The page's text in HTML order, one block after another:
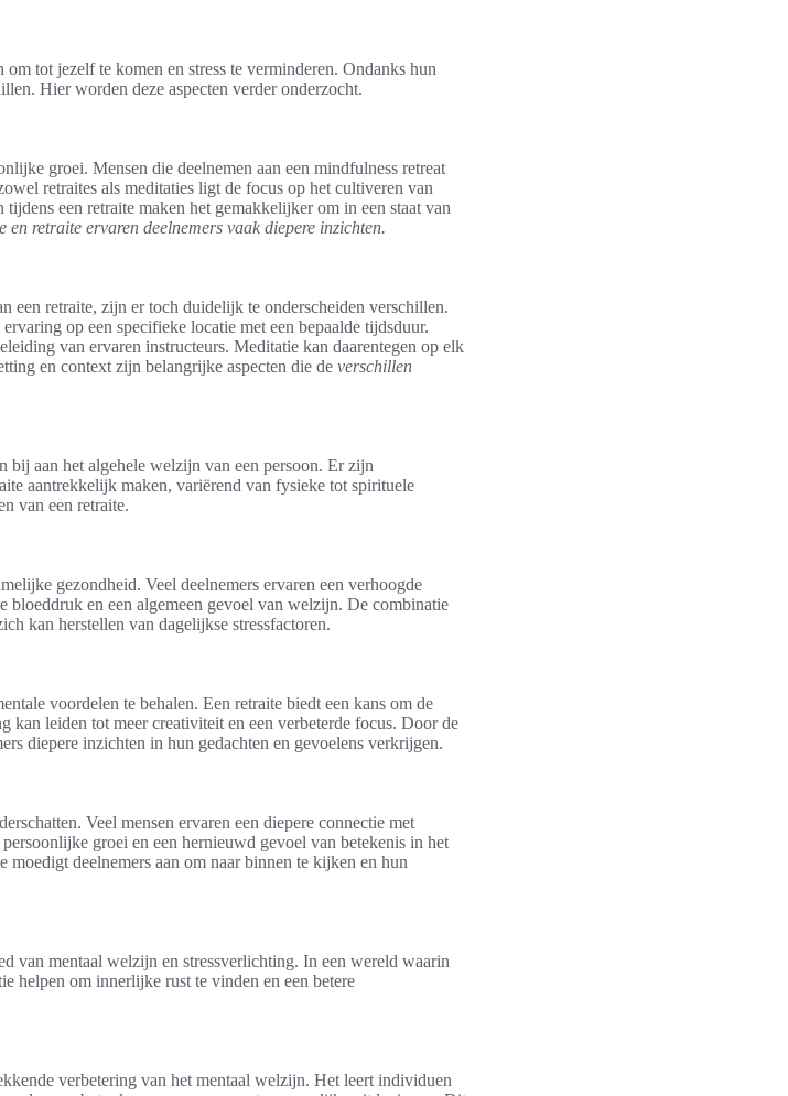
tot jezelf te komen en stress te verminderen. Ondanks hun
Hier worden deze aspecten verder onderzocht.
groei. Mensen die deelnemen aan een mindfulness retreat
retraites als meditaties ligt de focus op het cultiveren van
een retraite maken het gemakkelijker om in een staat van
retraite ervaren deelnemers vaak diepere inzichten.
een retraite, zijn er toch duidelijk te onderscheiden verschillen.
op een specifieke locatie met een bepaalde tijdsduur.
van ervaren instructeurs. Meditatie kan daarentegen op elk
en context zijn belangrijke aspecten die de verschillen
aan het algehele welzijn van een persoon. Er zijn
aantrekkelijk maken, variërend van fysieke tot spirituele
van een retraite.
gezondheid. Veel deelnemers ervaren een verhoogde
bloeddruk en een algemeen gevoel van welzijn. De combinatie
kan herstellen van dagelijkse stressfactoren.
voordelen te behalen. Een retraite biedt een kans om de
kan leiden tot meer creativiteit en een verbeterde focus. Door de
diepere inzichten in hun gedachten en gevoelens verkrijgen.
Veel mensen ervaren een diepere connectie met
groei en een hernieuwd gevoel van betekenis in het
deelnemers aan om naar binnen te kijken en hun
van mentaal welzijn en stressverlichting. In een wereld waarin
helpen om innerlijke rust te vinden en een betere
verbetering van het mentaal welzijn. Het leert individuen